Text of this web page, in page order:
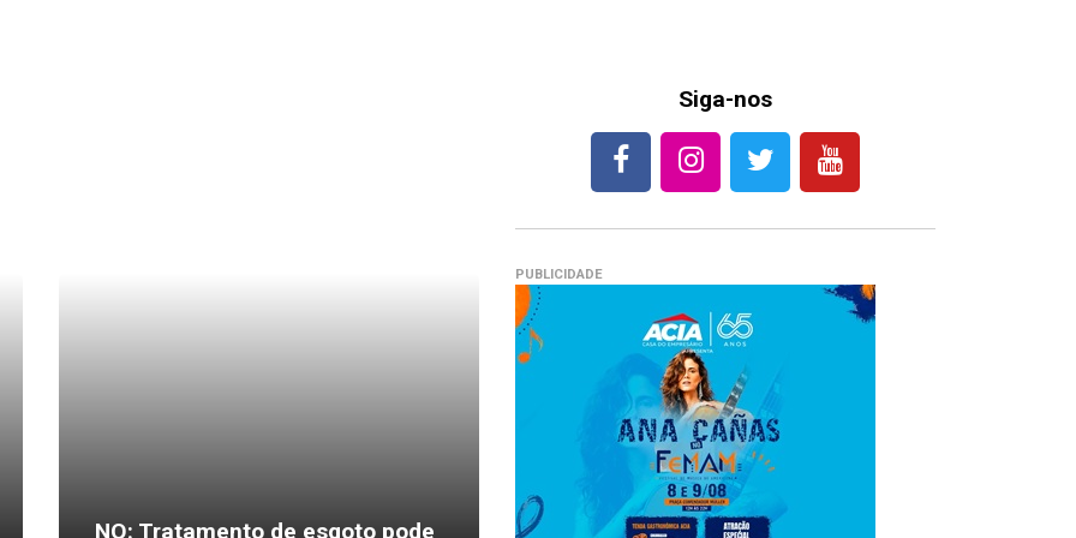
NO: Tratamento de esgoto pode
Siga-nos
PUBLICIDADE